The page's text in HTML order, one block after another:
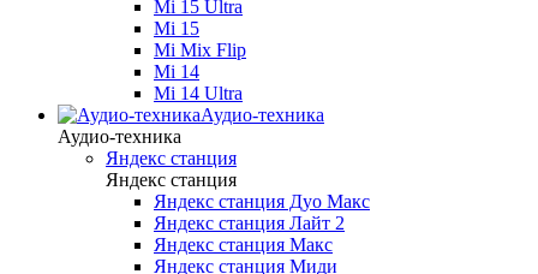
Mi 15 Ultra
Mi 15
Mi Mix Flip
Mi 14
Mi 14 Ultra
Аудио-техника
Аудио-техника
Яндекс станция
Яндекс станция
Яндекс станция Дуо Макс
Яндекс станция Лайт 2
Яндекс станция Макс
Яндекс станция Миди